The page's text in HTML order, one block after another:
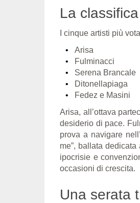
La
I cinque artisti più
Arisa
Fulminacci
Serena Brancale
Ditonellapiaga
Fedez e Masini
Arisa, all’ottava
desiderio di pace.
prova a navigare
me”, ballata
ipocrisie e
occasioni di crescita.
Una serata